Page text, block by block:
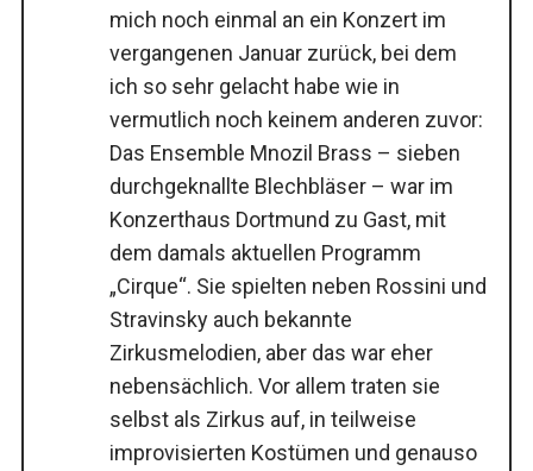
mich noch einmal an ein Konzert im
vergangenen Januar zurück, bei dem
ich so sehr gelacht habe wie in
vermutlich noch keinem anderen zuvor:
Das Ensemble Mnozil Brass – sieben
durchgeknallte Blechbläser – war im
Konzerthaus Dortmund zu Gast, mit
dem damals aktuellen Programm
„Cirque“. Sie spielten neben Rossini und
Stravinsky auch bekannte
Zirkusmelodien, aber das war eher
nebensächlich. Vor allem traten sie
selbst als Zirkus auf, in teilweise
improvisierten Kostümen und genauso